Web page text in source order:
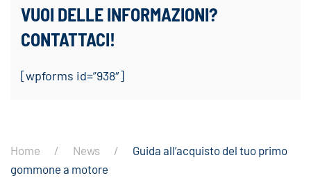
VUOI DELLE INFORMAZIONI?
CONTATTACI!
[wpforms id=”938″]
Home News
Guida all’acquisto del tuo primo
gommone a motore